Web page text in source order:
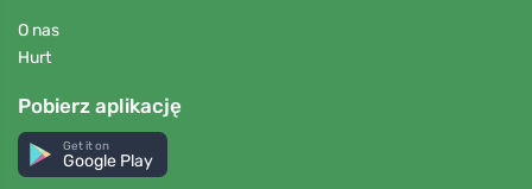
O nas
Hurt
Pobierz aplikację
Get it on
Google Play